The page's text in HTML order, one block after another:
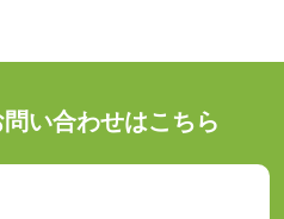
い合わせはこちら